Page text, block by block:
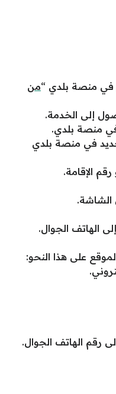
في منصة بلدي “من
إلى الخدمة.
منصة بلدي.
في منصة بلدي
الإقامة.
الشاشة.
الهاتف الجوال.
على هذا النحو:
رقم الهاتف الجوال.